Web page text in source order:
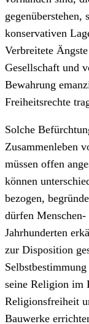
konservativen
Verbreitete
Gesellschaft und
Bewahrung
Freiheitsrechte
Solche
Zusammenleben
müssen offen
können
bezogen,
dürfen
Jahrhunderten
zur Disposition
seine Religion im
Religionsfreiheit
Bauwerke